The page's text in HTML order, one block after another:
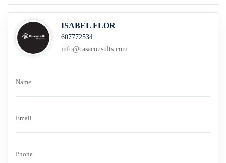
ISABEL FLOR
607772534
info@casaconsults.com
Name
Email
Phone